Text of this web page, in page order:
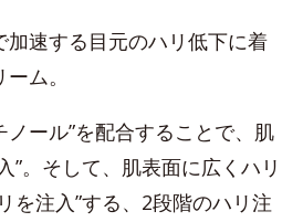
加速する目元のハリ低下に着
ム。
ノール”を配合することで、肌
”。そして、肌表面に広くハリ
を注入”する、2段階のハリ注